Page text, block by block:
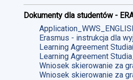
Dokumenty dla studentów -
Erasmus - instrukcja dla
Learning Agreement
Learning Agreement
Wniosek skierowanie za
Wniosek skierowanie za